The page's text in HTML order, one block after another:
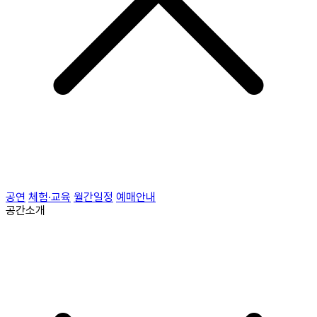
공연 체험·교육 월간일정 예매안내
공간소개